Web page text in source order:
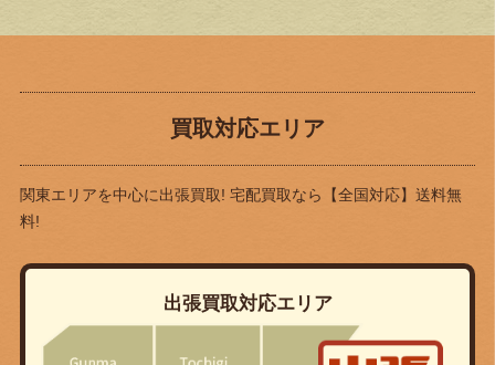
買取対応エリア
関東エリアを中心に出張買取! 宅配買取なら
【全国対応】送料無
料!
出張買取対応エリア